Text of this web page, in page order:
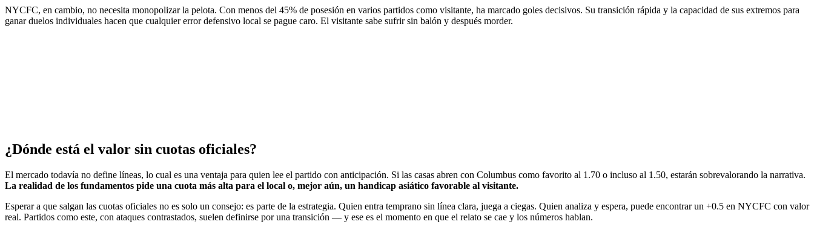
NYCFC, en cambio, no necesita monopolizar la pelota. Con menos del 45% de posesión en varios partidos como visitante, ha marcado goles decisivos. Su transición rápida y la capacidad de sus extremos para
ganar duelos individuales hacen que cualquier error defensivo local se pague caro. El visitante sabe sufrir sin balón y después morder.
¿Dónde está el valor sin cuotas oficiales?
El mercado todavía no define líneas, lo cual es una ventaja para quien lee el partido con anticipación. Si las casas abren con Columbus como favorito al 1.70 o incluso al 1.50, estarán sobrevalorando la narrativa.
La realidad de los fundamentos pide una cuota más alta para el local o, mejor aún, un handicap asiático favorable al visitante.
Esperar a que salgan las cuotas oficiales no es solo un consejo: es parte de la estrategia. Quien entra temprano sin línea clara, juega a ciegas. Quien analiza y espera, puede encontrar un +0.5 en NYCFC con valor
real. Partidos como este, con ataques contrastados, suelen definirse por una transición — y ese es el momento en que el relato se cae y los números hablan.